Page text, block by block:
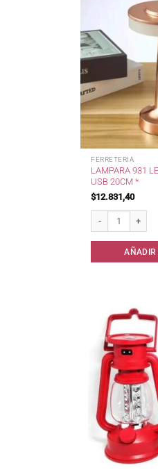
FERRETERIA
LAMPARA 931
USB 20CM *
$12.831,40
Lampara 931
AÑADIR